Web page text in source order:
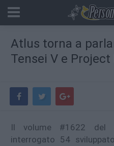
Atlus torna a
Tensei V e Project
Il volume #1622 del
interrogato 54